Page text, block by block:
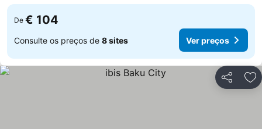
De € 104
Consulte os preços de 8 sites Ver preços
Partilhar